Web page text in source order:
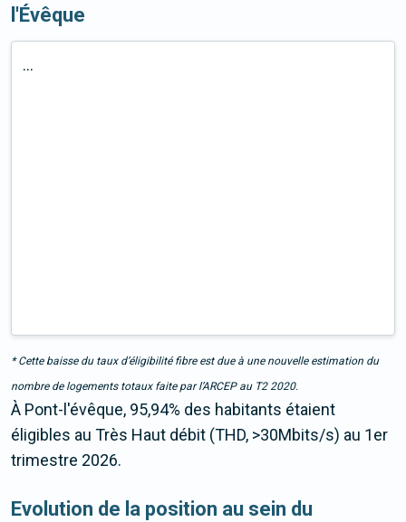
l'Évêque
...
* Cette baisse du taux d’éligibilité fibre est due à une nouvelle estimation du
nombre de logements totaux faite par l’ARCEP au T2 2020.
À Pont-l'évêque, 95,94% des habitants étaient
éligibles au Très Haut débit (THD, >30Mbits/s) au 1er
trimestre 2026.
Evolution de la position au sein du